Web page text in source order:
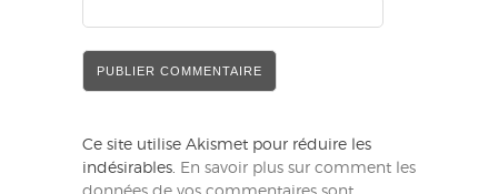
Ce site utilise Akismet pour réduire les
indésirables. En savoir plus sur comment les